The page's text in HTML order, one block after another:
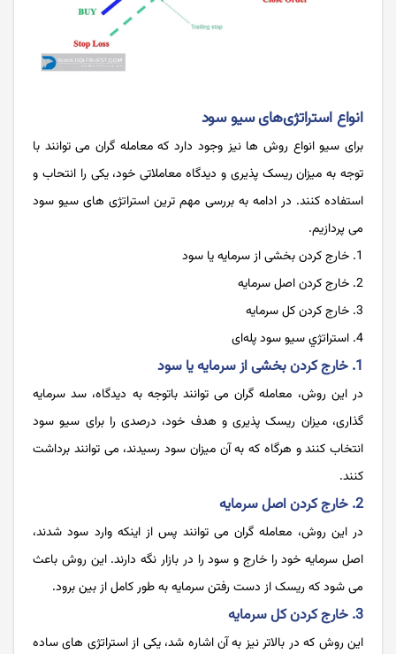
انواع استراتژی‌های سیو سود
برای سیو انواع روش ها نیز وجود دارد که معامله گران می توانند با
توجه به میزان ریسک پذیری و دیدگاه معاملاتی خود، یکی را انتحاب و
استفاده کنند. در ادامه به بررسی مهم ترین استراتژی های سیو سود
می پردازیم.
خارج کردن بخشی از سرمایه یا سود
خارج کردن اصل سرمایه
خارج کردن کل سرمایه
استراتژي سیو سود پله‌ای
1. خارج کردن بخشی از سرمایه یا سود
در این روش، معامله گران می توانند باتوجه به دیدگاه، سد سرمایه
گذاری، میزان ریسک پذیری و هدف خود، درصدی را برای سیو سود
انتخاب کنند و هرگاه که به آن میزان سود رسیدند، می توانند برداشت
کنند.
2. خارج کردن اصل سرمایه
در این روش، معامله گران می توانند پس از اینکه وارد سود شدند،
اصل سرمایه خود را خارج و سود را در بازار نگه دارند. این روش باعث
می شود که ریسک از دست رفتن سرمایه به طور کامل از بین برود.
3. خارج کردن کل سرمایه
این روش که در بالاتر نیز به آن اشاره شد، یکی از استراتژی‌ های ساده